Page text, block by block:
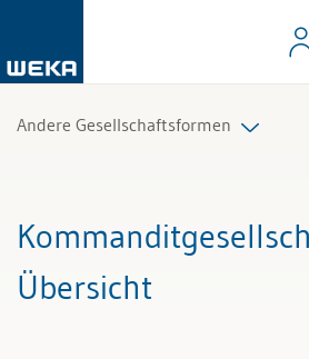
Andere Gesellschaftsformen
Alle Arbeitshilfen
Übersicht